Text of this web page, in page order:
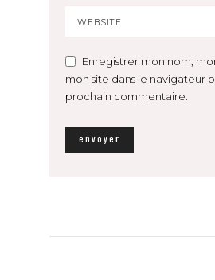
Enregistrer mon nom,
mon site dans le navigateur
prochain commentaire.